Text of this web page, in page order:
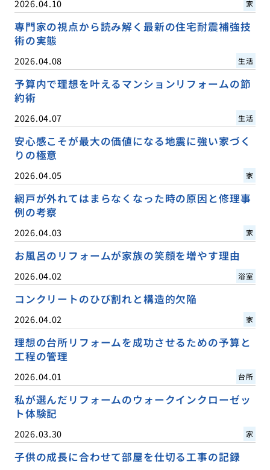
2026.04.10 家
専門家の視点から読み解く最新の住宅耐震補強技
術の実態
2026.04.08 生活
予算内で理想を叶えるマンションリフォームの節
約術
2026.04.07 生活
安心感こそが最大の価値になる地震に強い家づく
りの極意
2026.04.05 家
網戸が外れてはまらなくなった時の原因と修理事
例の考察
2026.04.03 家
お風呂のリフォームが家族の笑顔を増やす理由
2026.04.02 浴室
コンクリートのひび割れと構造的欠陥
2026.04.02 家
理想の台所リフォームを成功させるための予算と
工程の管理
2026.04.01 台所
私が選んだリフォームのウォークインクローゼッ
ト体験記
2026.03.30 家
子供の成長に合わせて部屋を仕切る工事の記録